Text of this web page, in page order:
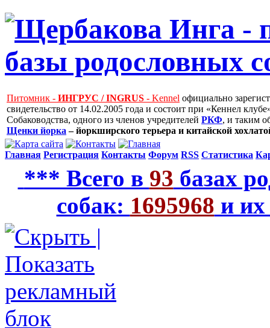
Питомник - ИНГРУС / INGRUS - Kennel официально
свидетельство от 14.02.2005 года и состоит при «Кеннел
Собаководства, одного из членов учредителей РКФ, и таким
Щенки йорка – йоркширского терьера и китайской
Главная Регистрация Контакты Форум RSS Статистика
*** Всего в 93 базах
собак: 1695968 и